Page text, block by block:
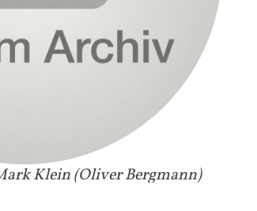
Klein (Oliver Bergmann)